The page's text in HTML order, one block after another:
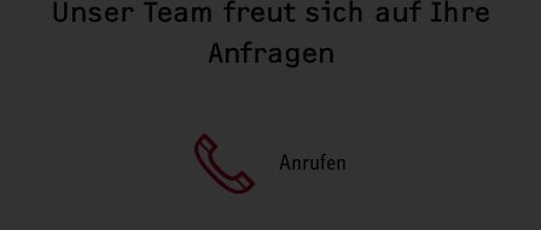
Unser Team freut sich auf Ihre
Anfragen
Anrufen